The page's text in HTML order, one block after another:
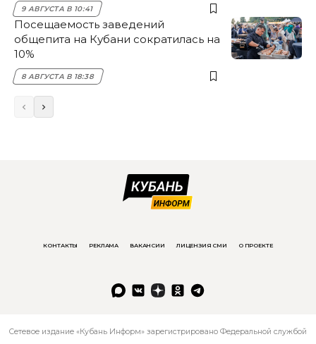
9 АВГУСТА В 10:41
Посещаемость заведений
общепита на Кубани сократилась на
10%
8 АВГУСТА В 18:38
КОНТАКТЫ РЕКЛАМА ВАКАНСИИ ЛИЦЕНЗИЯ СМИ О ПРОЕКТЕ
Сетевое издание «Кубань Информ» зарегистрировано Федеральной службой